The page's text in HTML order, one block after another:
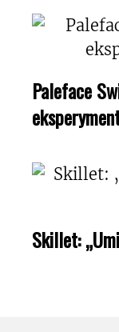
Paleface
Skillet: